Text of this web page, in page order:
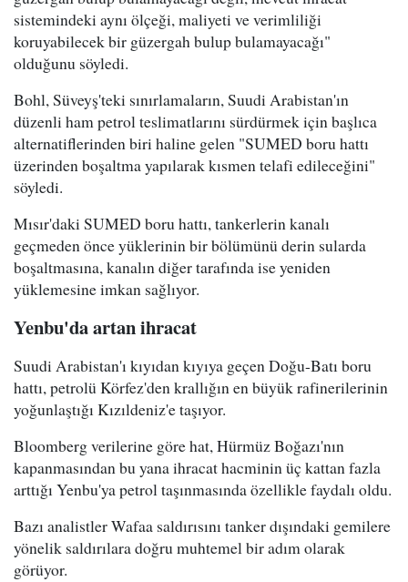
sistemindeki aynı ölçeği, maliyeti ve verimliliği
koruyabilecek bir güzergah bulup bulamayacağı"
olduğunu söyledi.
Bohl, Süveyş'teki sınırlamaların, Suudi Arabistan'ın
düzenli ham petrol teslimatlarını sürdürmek için başlıca
alternatiflerinden biri haline gelen "SUMED boru hattı
üzerinden boşaltma yapılarak kısmen telafi edileceğini"
söyledi.
Mısır'daki SUMED boru hattı, tankerlerin kanalı
geçmeden önce yüklerinin bir bölümünü derin sularda
boşaltmasına, kanalın diğer tarafında ise yeniden
yüklemesine imkan sağlıyor.
Yenbu'da artan ihracat
Suudi Arabistan'ı kıyıdan kıyıya geçen Doğu-Batı boru
hattı, petrolü Körfez'den krallığın en büyük rafinerilerinin
yoğunlaştığı Kızıldeniz'e taşıyor.
Bloomberg verilerine göre hat, Hürmüz Boğazı'nın
kapanmasından bu yana ihracat hacminin üç kattan fazla
arttığı Yenbu'ya petrol taşınmasında özellikle faydalı oldu.
Bazı analistler Wafaa saldırısını tanker dışındaki gemilere
yönelik saldırılara doğru muhtemel bir adım olarak
görüyor.